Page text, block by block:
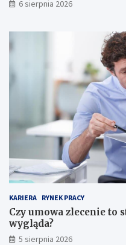
6 sierpnia 2026
KARIERA RYNEK PRACY
Czy umowa zlecenie to
wygląda?
5 sierpnia 2026